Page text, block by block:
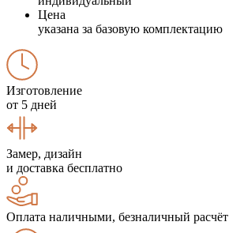
Цена
указана за базовую комплектацию
Изготовление
от 5 дней
Замер, дизайн
и доставка бесплатно
Оплата наличными, безналичный расчёт